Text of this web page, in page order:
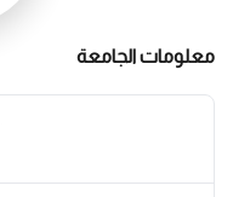
معلومات الجامعة